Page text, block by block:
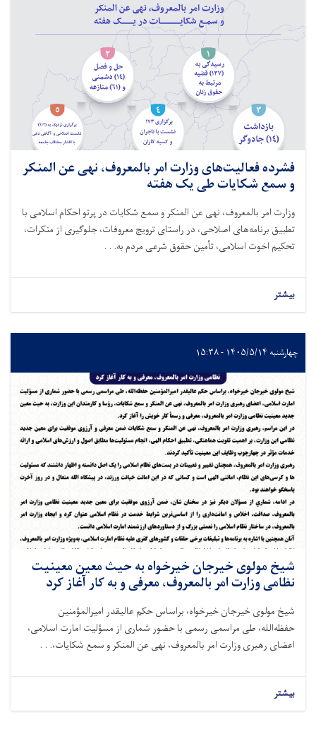
فشرده فعالیت‌های وزارت امر بالمعروف، نهی عن المنکر
و سمع شکایات طی یک هفته
وزارت امر بالمعروف، نهی عن المنکر و سمع شکایات در پرتو احکام اسلامی با
تطبیق برنامه‌های اصلاحی، در راستای ترویج معروفات، جلوگیری از منکرات،
تحکیم اخوت اسلامی، تأمین حقوق شرعی مردم به. . .
بیشتر
چهارشنبه ۱۴۰۵/۵/۱۴ - ۱۵:۳۸
شیخ مولوی خیرجان خیرخواه به حیث معین معینیت
نظامی وزارت امر بالمعروف، معرفی و به کار آغاز کرد
شیخ مولوی خیرجان خیرخواه، براساس حکم عالیقدر امیرالمؤمنین
حفظه‌الله، طی مراسمی رسمی با حضور شماری از مسؤلیت امارت اسلامی،
اعضای رهبری وزارت امر بالمعروف، نهی عن المنکر و سمع شکایات،. . .
بیشتر